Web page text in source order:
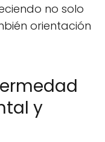
no solo
orientación
y